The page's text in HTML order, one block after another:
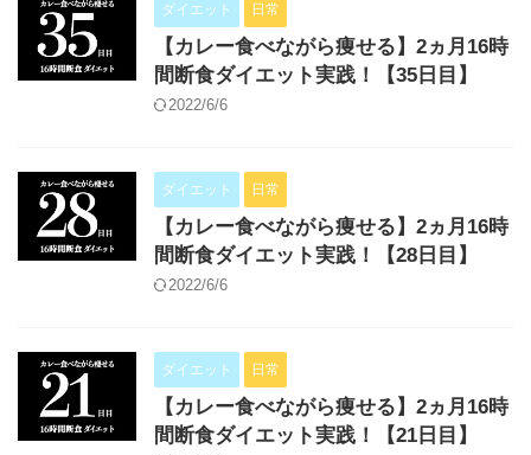
ダイエット 日常
【カレー食べながら痩せる】2ヵ月16時
間断食ダイエット実践！【35日目】
2022/6/6
ダイエット 日常
【カレー食べながら痩せる】2ヵ月16時
間断食ダイエット実践！【28日目】
2022/6/6
ダイエット 日常
【カレー食べながら痩せる】2ヵ月16時
間断食ダイエット実践！【21日目】